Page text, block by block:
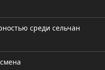
среди сельчан